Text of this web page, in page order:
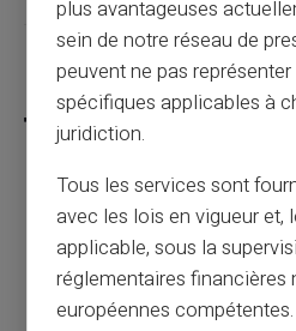
Partager cet article
Le rechargement
menace les échanges
Article précédent
plus avantageuses
sein de notre réseau de
peuvent ne pas
spécifiques applicables à
juridiction.
Tous les services sont
avec les lois en vigueur et,
applicable, sous la
réglementaires financières
européennes compétentes.